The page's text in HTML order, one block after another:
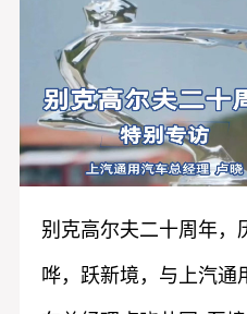
别克高尔夫二十周年，
哗，跃新境，与上汽通